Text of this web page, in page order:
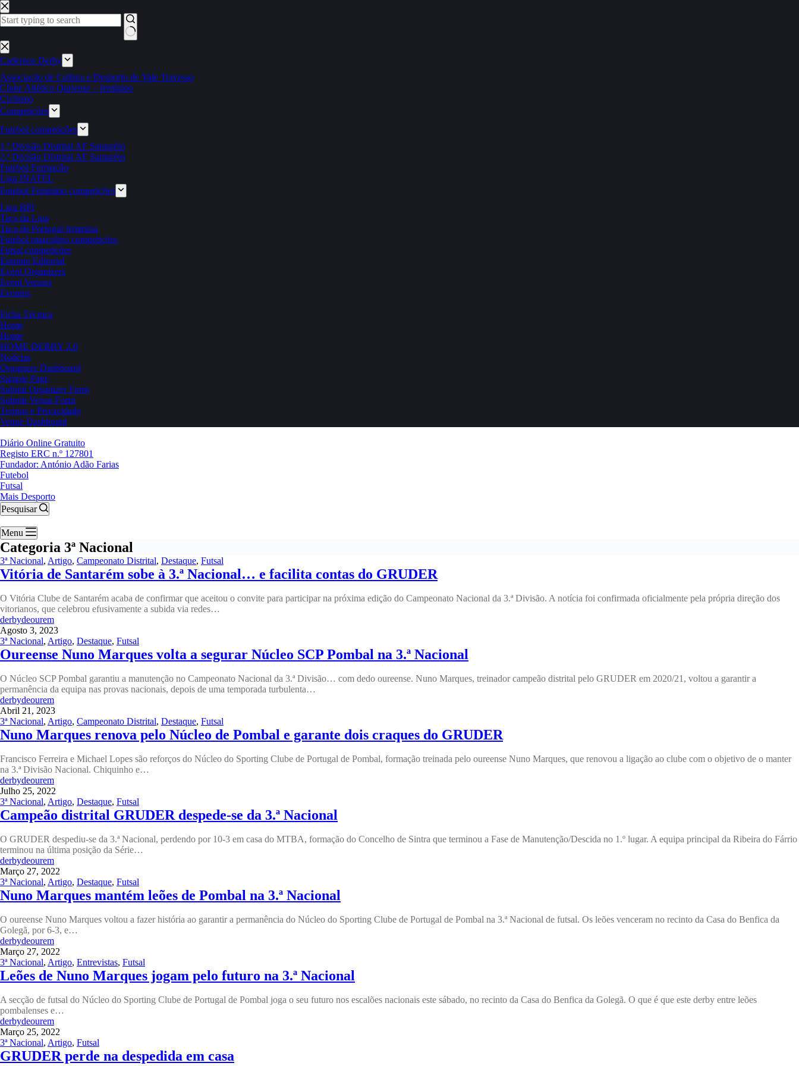
Pular
para
o
Sem
resultados
Cadernos Derby
Associação de Cultura e Desporto de Vale Travesso
Clube Atlético Ouriense – feminino
Ciclismo
Competições
Futebol competições
1.ª Divisão Distrital AF Santarém
2.ª Divisão Distrital AF Santarém
Futebol Formação
Liga INATEL
Futebol Feminino competições
Liga BPI
Taça da Liga
Taça de Portugal feminina
Futebol masculino competições
Futsal competições
Estatuto Editorial
Event Organizers
Event Venues
Eventos
Ficha Técnica
Home
Home
HOME DERBY 2.0
Notícias
Organizer Dashboard
Sample Page
Submit Organizer Form
Submit Venue Form
Termos e Privacidade
Venue Dashboard
Diário Online Gratuito
Registo ERC n.º 127801
Fundador: António Adão Farias
Futebol
Futsal
Mais Desporto
Pesquisar
Menu
Categoria 3ª Nacional
3ª Nacional, Artigo, Campeonato Distrital, Destaque, Futsal
Vitória de Santarém sobe à 3.ª Nacional… e facilita contas do GRUDER
O Vitória Clube de Santarém acaba de confirmar que aceitou o convite para participar na próxima edição do Campeonato Nacional da 3.ª Divisão. A notícia foi confirmada oficialmente pela própria direção dos
vitorianos, que celebrou efusivamente a subida via redes…
derbydeourem
Agosto 3, 2023
3ª Nacional, Artigo, Destaque, Futsal
Oureense Nuno Marques volta a segurar Núcleo SCP Pombal na 3.ª Nacional
O Núcleo SCP Pombal garantiu a manutenção no Campeonato Nacional da 3.ª Divisão… com dedo oureense. Nuno Marques, treinador campeão distrital pelo GRUDER em 2020/21, voltou a garantir a
permanência da equipa nas provas nacionais, depois de uma temporada turbulenta…
derbydeourem
Abril 21, 2023
3ª Nacional, Artigo, Campeonato Distrital, Destaque, Futsal
Nuno Marques renova pelo Núcleo de Pombal e garante dois craques do GRUDER
Francisco Ferreira e Michael Lopes são reforços do Núcleo do Sporting Clube de Portugal de Pombal, formação treinada pelo oureense Nuno Marques, que renovou a ligação ao clube com o objetivo de o manter
na 3.ª Divisão Nacional. Chiquinho e…
derbydeourem
Julho 25, 2022
3ª Nacional, Artigo, Destaque, Futsal
Campeão distrital GRUDER despede-se da 3.ª Nacional
O GRUDER despediu-se da 3.ª Nacional, perdendo por 10-3 em casa do MTBA, formação do Concelho de Sintra que terminou a Fase de Manutenção/Descida no 1.º lugar. A equipa principal da Ribeira do Fárrio
terminou na última posição da Série…
derbydeourem
Março 27, 2022
3ª Nacional, Artigo, Destaque, Futsal
Nuno Marques mantém leões de Pombal na 3.ª Nacional
O oureense Nuno Marques voltou a fazer história ao garantir a permanência do Núcleo do Sporting Clube de Portugal de Pombal na 3.ª Nacional de futsal. Os leões venceram no recinto da Casa do Benfica da
Golegã, por 6-3, e…
derbydeourem
Março 27, 2022
3ª Nacional, Artigo, Entrevistas, Futsal
Leões de Nuno Marques jogam pelo futuro na 3.ª Nacional
A secção de futsal do Núcleo do Sporting Clube de Portugal de Pombal joga o seu futuro nos escalões nacionais este sábado, no recinto da Casa do Benfica da Golegã. O que é que este derby entre leões
pombalenses e…
derbydeourem
Março 25, 2022
3ª Nacional, Artigo, Futsal
GRUDER perde na despedida em casa